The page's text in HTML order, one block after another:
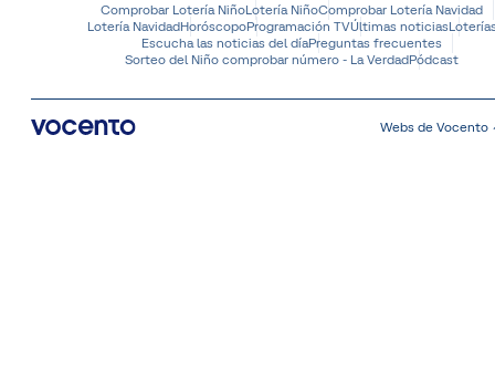
Comprobar Lotería NiñoLotería NiñoComprobar Lotería Navidad
Lotería NavidadHoróscopoProgramación TVÚltimas noticias
Escucha las noticias del díaPreguntas frecuentes
Sorteo del Niño comprobar número - La VerdadPódcast
Webs de Vocento